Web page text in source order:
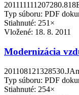
Typ súboru: PDF
Stiahnuté: 251×
Vložené: 18. 8. 2011
Modernizácia
Typ súboru: PDF
Stiahnuté: 254×